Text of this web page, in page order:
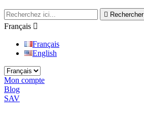
 Rechercher
Français 
Français
English
Mon compte
Blog
SAV